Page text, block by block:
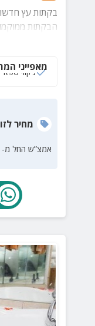
בקתות עץ
הבקתות
הפרטיות
מאפייני
ג‘קוזי ספא
מחיר
אמצ”ש החל מ-